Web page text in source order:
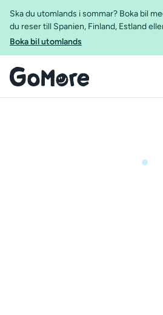
Ska du utomlands i sommar? Boka bil
du reser till Spanien, Finland, Estland
Boka bil utomlands